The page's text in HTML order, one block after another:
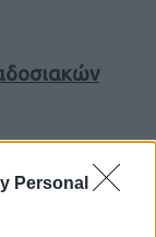
Personal